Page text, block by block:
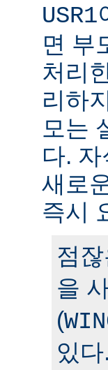
USR1
면 부
처리
리하
모는
다.
새로
즉시
점
을
(
있다.